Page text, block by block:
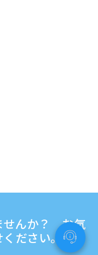
せんか？ お気
ださい。